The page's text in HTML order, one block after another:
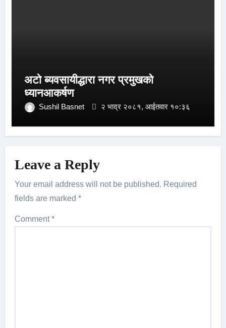
अटो ब्यवसायीद्धारा नगर प्रमुखको
ध्यानआकर्षण
Sushil Basnet २ भाद्र २०८१, आईतवार १०:३६
Leave a Reply
Your email address will not be published. Required
fields are marked*
Comment*